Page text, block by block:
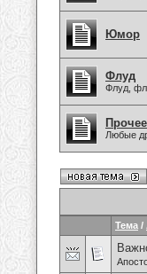
Юмор
Флуд
Флуд,
Прочее
Любые
Тема /